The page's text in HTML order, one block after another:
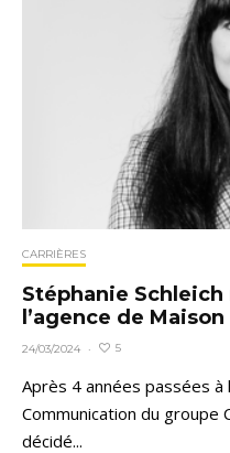
CARRIÈRES
Stéphanie
l’agence de
24/03/2024 · 5
Après 4 années passées
Communication du groupe
décidé...